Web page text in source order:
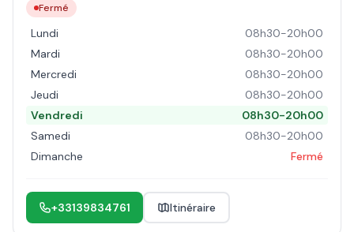
Fermé
Lundi
08h30-20h00
Mardi
08h30-20h00
Mercredi
08h30-20h00
Jeudi
08h30-20h00
Vendredi
08h30-20h00
Samedi
08h30-20h00
Dimanche
Fermé
+33139834761 Itinéraire